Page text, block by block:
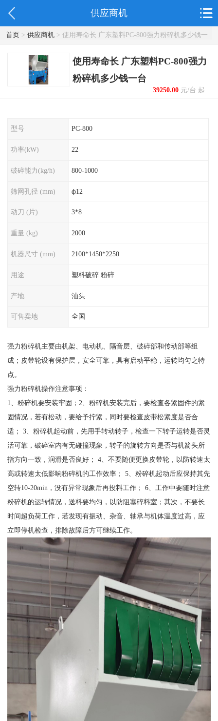
供应商机
首页> 供应商机> 使用寿命长 广东塑料PC-800强力粉碎机多少钱一
台
使用寿命长 广东塑料PC-800强力
粉碎机多少钱一台
39250.00元/台 起
型号 PC-800
功率(kW) 22
破碎能力(kg/h) 800-1000
筛网孔径 (mm) ф12
动刀 (片) 3*8
重量 (kg) 2000
机器尺寸 (mm) 2100*1450*2250
用途 塑料破碎 粉碎
产地 汕头
可售卖地 全国
强力粉碎机主要由机架、电动机、隔音层、破碎部和传动部等组
成；皮带轮设有保护层，安全可靠，具有启动平稳，运转均匀之特
点。
强力粉碎机操作注意事项：
1、粉碎机要安装牢固；2、粉碎机安装完后，要检查各紧固件的紧
固情况，若有松动，要给予拧紧，同时要检查皮带松紧度是否合
适； 3、粉碎机起动前，先用手转动转子，检查一下转子运转是否灵
活可靠，破碎室内有无碰撞现象，转子的旋转方向是否与机箭头所
指方向一致，润滑是否良好； 4、不要随便更换皮带轮，以防转速太
高或转速太低影响粉碎机的工作效率； 5、粉碎机起动后应保持其先
空转10-20min，没有异常现象后再投料工作； 6、工作中要随时注意
粉碎机的运转情况，送料要均匀，以防阻塞碎料室；其次，不要长
时间超负荷工作，若发现有振动、杂音、轴承与机体温度过高，应
立即停机检查，排除故障后方可继续工作。